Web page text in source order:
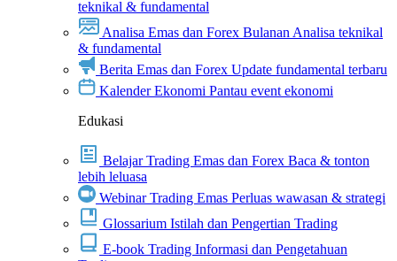
teknikal & fundamental
Analisa Emas dan Forex Bulanan Analisa teknikal
& fundamental
Berita Emas dan Forex Update fundamental terbaru
Kalender Ekonomi Pantau event ekonomi
Edukasi
Belajar Trading Emas dan Forex Baca & tonton
lebih leluasa
Webinar Trading Emas Perluas wawasan & strategi
Glossarium Istilah dan Pengertian Trading
E-book Trading Informasi dan Pengetahuan